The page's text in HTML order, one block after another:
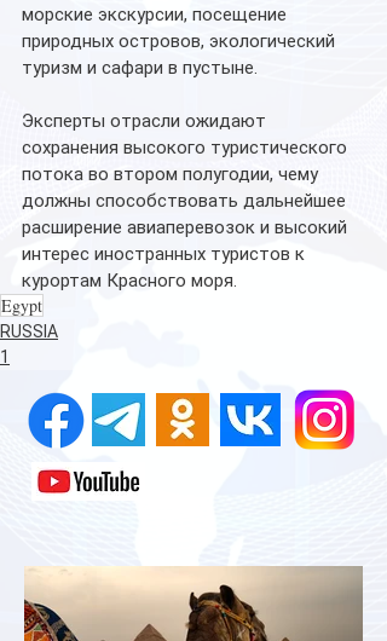
морские экскурсии, посещение
природных островов, экологический
туризм и сафари в пустыне.
Эксперты отрасли ожидают
сохранения высокого туристического
потока во втором полугодии, чему
должны способствовать дальнейшее
расширение авиаперевозок и высокий
интерес иностранных туристов к
курортам Красного моря.
Egypt
RUSSIA
1